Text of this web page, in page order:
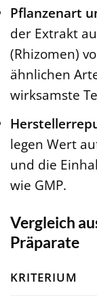
Pflanzenart
der Extrakt
(Rhizomen)
ähnlichen
wirksamste
legen Wert
und die
wie GMP.
Vergleich
Präparate
KRITERIUM